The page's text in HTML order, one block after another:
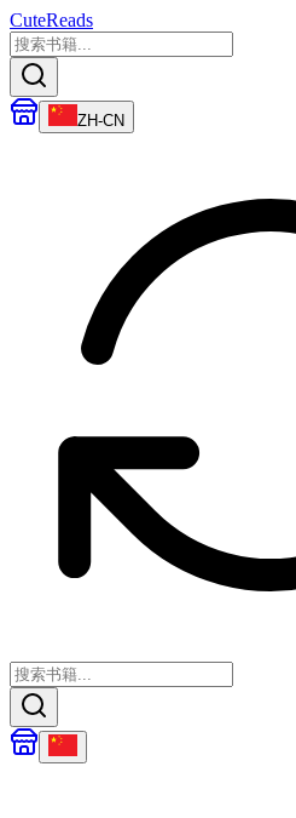
CuteReads
ZH-CN